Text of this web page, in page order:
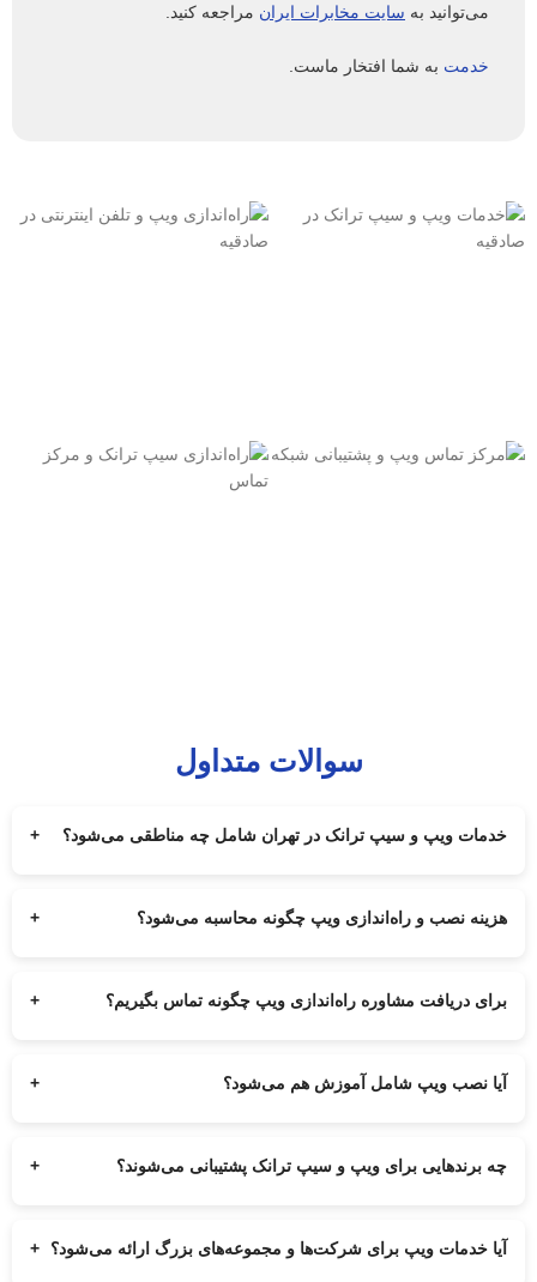
می‌توانید به سایت مخابرات ایران مراجعه کنید.
خدمت به شما افتخار ماست.
سوالات متداول
خدمات ویپ و سیپ ترانک در تهران شامل چه مناطقی می‌شود؟ +
هزینه نصب و راه‌اندازی ویپ چگونه محاسبه می‌شود؟ +
برای دریافت مشاوره راه‌اندازی ویپ چگونه تماس بگیریم؟ +
آیا نصب ویپ شامل آموزش هم می‌شود؟ +
چه برندهایی برای ویپ و سیپ ترانک پشتیبانی می‌شوند؟ +
آیا خدمات ویپ برای شرکت‌ها و مجموعه‌های بزرگ ارائه می‌شود؟ +